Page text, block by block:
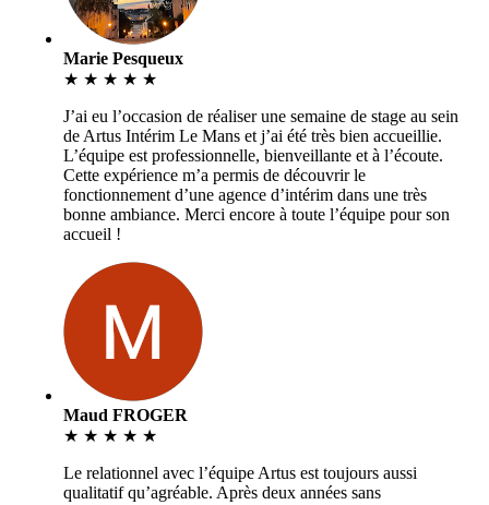
Marie Pesqueux
★ ★ ★ ★ ★
J’ai eu l’occasion de réaliser une semaine de stage au sein
de Artus Intérim Le Mans et j’ai été très bien accueillie.
L’équipe est professionnelle, bienveillante et à l’écoute.
Cette expérience m’a permis de découvrir le
fonctionnement d’une agence d’intérim dans une très
bonne ambiance. Merci encore à toute l’équipe pour son
accueil !
Maud FROGER
★ ★ ★ ★ ★
Le relationnel avec l’équipe Artus est toujours aussi
qualitatif qu’agréable. Après deux années sans